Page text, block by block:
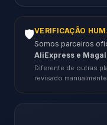
🛡️VERIFICAÇÃO
Somos parceiros
AliExpress e
Diferente de outras
revisado